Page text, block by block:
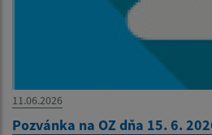
11.06.2026
Pozvánka na OZ dňa 15. 6.